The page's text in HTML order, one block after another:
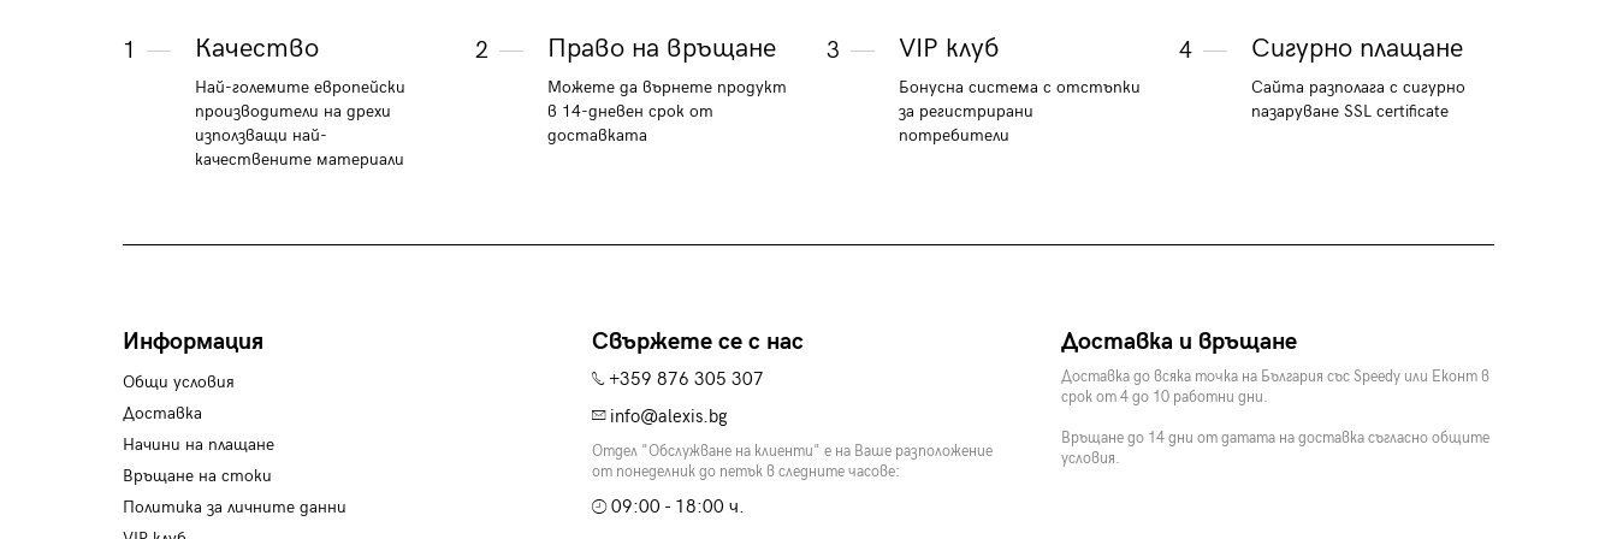
1 Качество
Най-големите европейски
производители на дрехи
използващи най-
качествените материали
2 Право на връщане
Можете да върнете продукт
в 14-дневен срок от
доставката
3 VIP клуб
Бонусна система с отстъпки
за регистрирани
потребители
4 Сигурно плащане
Сайта разполага с сигурно
пазаруване SSL certificate
Информация
Общи условия
Доставка
Начини на плащане
Връщане на стоки
Политика за личните данни
Свържете се с нас
+359 876 305 307
info@alexis.bg
Отдел "Обслужване на клиенти" е на Ваше разположение
от понеделник до петък в следните часове:
09:00 - 18:00 ч.
Доставка и връщане
Доставка до всяка точка на България със Speedy или Еконт в
срок от 4 до 10 работни дни.
Връщане до 14 дни от датата на доставка съгласно общите
условия.